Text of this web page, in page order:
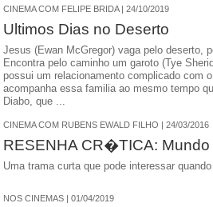
CINEMA COM FELIPE BRIDA | 24/10/2019
Ultimos Dias no Deserto
Jesus (Ewan McGregor) vaga pelo deserto,
Encontra pelo caminho um garoto (Tye
possui um relacionamento complicado com
acompanha essa familia ao mesmo tempo
Diabo, que ...
CINEMA COM RUBENS EWALD FILHO | 24/03/2016
RESENHA CR�TICA:
Uma trama curta que pode interessar
NOS CINEMAS | 01/04/2019